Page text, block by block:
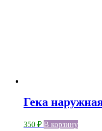
Гека
350 ₽ В корзину